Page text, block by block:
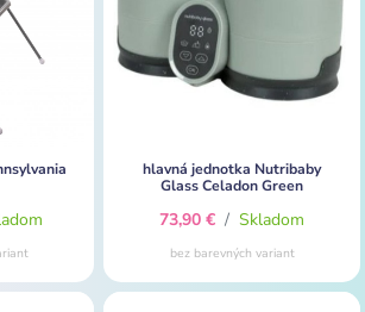
hlavná jednotka Nutribaby
Glass Celadon Green
73,90 € / Skladom
bez barevných variant